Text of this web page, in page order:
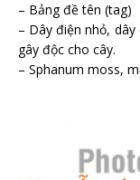
– Bảng đề tên (tag)
– Dây điện nhỏ,
gây độc cho cây.
– Sphanum moss,